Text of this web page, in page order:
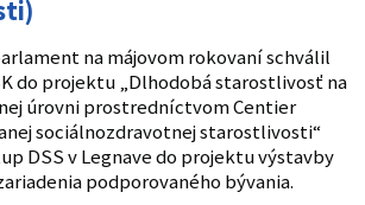
na májovom rokovaní schválil
do projektu „Dlhodobá starostlivosť na
úrovni prostredníctvom Centier
sociálnozdravotnej starostlivosti“
DSS v Legnave do projektu výstavby
podporovaného bývania.